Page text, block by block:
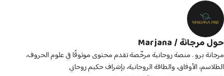
حول مرجانة / Marjana
مرجانة برو . منصة روحانية مرخّصة تقدم محتوى موثوقًا في علوم الحروف،
الطلاسم، الأوفاق، والطاقة الروحانية، بإشراف حكيم روحاني